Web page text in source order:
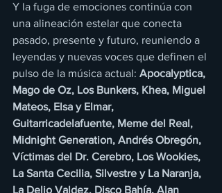
Y la fuga de emociones continúa con
una alineación estelar que conecta
pasado, presente y futuro, reuniendo a
leyendas y nuevas voces que definen el
pulso de la música actual: Apocalyptica,
Mago de Oz, Los Bunkers, Khea, Miguel
Mateos, Elsa y Elmar,
Guitarricadelafuente, Meme del Real,
Midnight Generation, Andrés Obregón,
Víctimas del Dr. Cerebro, Los Wookies,
La Santa Cecilia, Silvestre y La Naranja,
La Delio Valdez, Disco Bahía, Alan